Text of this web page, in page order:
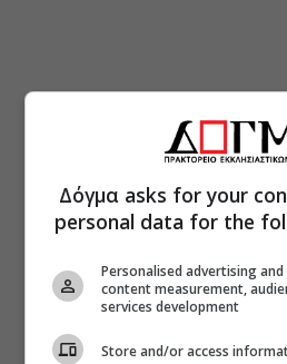
Δόγμα asks for your
personal data for the
Personalised advertising
content measurement,
services development
Store and/or access